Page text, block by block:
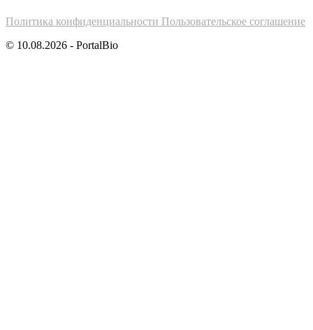
Политика конфиденциальности Пользовательское соглашение
© 10.08.2026 - PortalBio